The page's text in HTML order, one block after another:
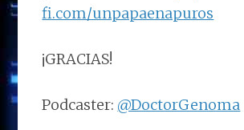
fi.com/unpapaenapuros
¡GRACIAS!
Podcaster: @DoctorGenoma